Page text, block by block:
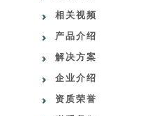
相关视频
产品介绍
解决方案
企业介绍
资质荣誉